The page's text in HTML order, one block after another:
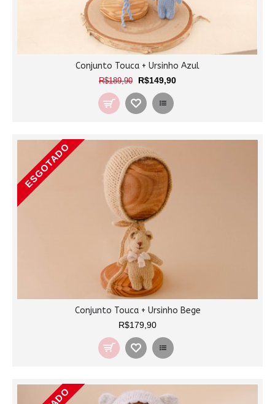
Conjunto Touca + Ursinho Azul
R$189,90 R$149,90
ESGOTADO
Conjunto Touca + Ursinho Bege
R$179,90